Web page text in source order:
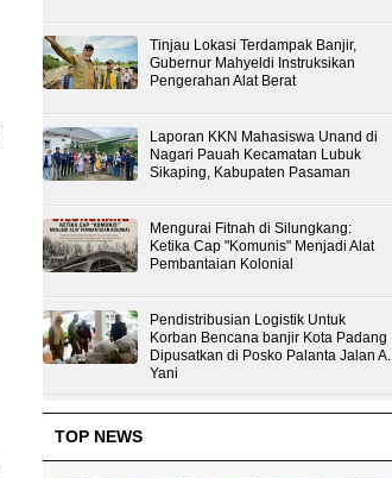
Tinjau Lokasi Terdampak Banjir,
Gubernur Mahyeldi Instruksikan
Pengerahan Alat Berat
Laporan KKN Mahasiswa Unand di
Nagari Pauah Kecamatan Lubuk
Sikaping, Kabupaten Pasaman
Mengurai Fitnah di Silungkang:
Ketika Cap "Komunis" Menjadi Alat
Pembantaian Kolonial
Pendistribusian Logistik Untuk
Korban Bencana banjir Kota Padang
Dipusatkan di Posko Palanta Jalan A.
Yani
TOP NEWS